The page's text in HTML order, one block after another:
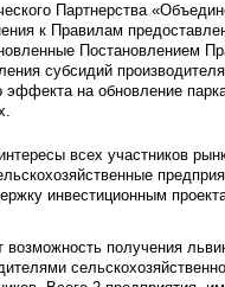
Партнерства
к Правилам
Постановлением
субсидий
эффекта на обновление
всех участников
инвестиционным
получения